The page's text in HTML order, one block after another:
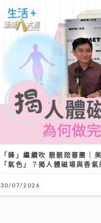
「鋒」繼續吹 靚靚陪審團 |
「氣色」？揭人體磁場與香氣
30/07/2026